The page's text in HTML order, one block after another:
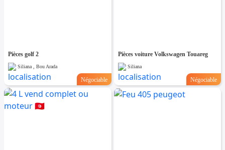
Pièces golf 2
Siliana , Bou Arada
Négociable
Pièces voiture Volkswagen Touareg
Siliana
Négociable